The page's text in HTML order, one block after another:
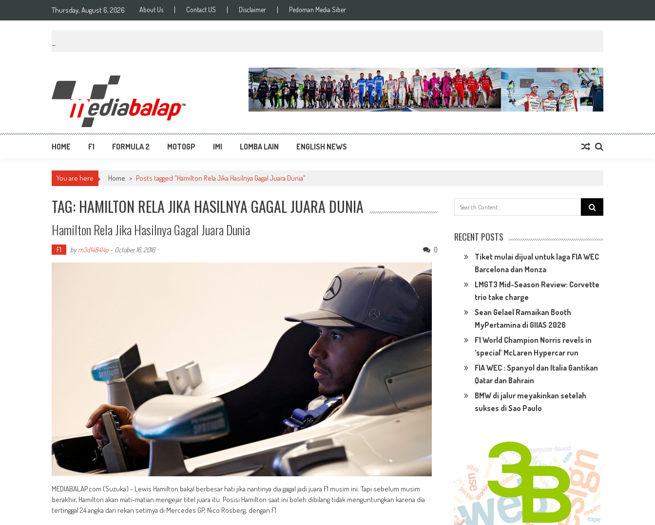
Thursday, August 6, 2026 About Us Contact US Disclaimer Pedoman Media Siber
MediaBalap.com | Informasi Balap Terupdate
Seputar MotoGP GP2 GP3 F2 F3 SERI ASIA LMP2 F1 dll
HOME F1 FORMULA 2 MOTOGP IMI LOMBA LAIN ENGLISH NEWS
You are here Home > Posts tagged "Hamilton Rela Jika Hasilnya Gagal Juara Dunia"
TAG: HAMILTON RELA JIKA HASILNYA GAGAL JUARA DUNIA
Hamilton Rela Jika Hasilnya Gagal Juara Dunia
F1 bym3d1484l4p - October 16, 2016 0
MEDIABALAP.com (Suzuka) - Lewis Hamilton bakal berbesar hati jika nantinya dia gagal jadi juara F1 musim ini. Tapi sebelum musim
berakhir, Hamilton akan mati-matian mengejar titel juara itu. Posisi Hamilton saat ini boleh dibilang tidak menguntungkan karena dia
tertinggal 24 angka dari rekan setimya di Mercedes GP, Nico Rosberg, dengan F1
Search
for:
RECENT POSTS
Tiket mulai dijual untuk laga FIA WEC
Barcelona dan Monza
LMGT3 Mid-Season Review: Corvette
trio take charge
Sean Gelael Ramaikan Booth
MyPertamina di GIIAS 2026
F1 World Champion Norris revels in
‘special’ McLaren Hypercar run
FIA WEC : Spanyol dan Italia Gantikan
Qatar dan Bahrain
BMW di jalur meyakinkan setelah
sukses di Sao Paulo